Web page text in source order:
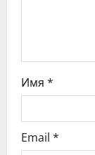
и
с
я
Имя *
Email *